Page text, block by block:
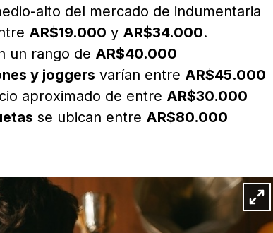
alto del mercado de indumentaria
AR$19.000 y AR$34.000.
un rango de AR$40.000
y joggers varían entre AR$45.000
aproximado de entre AR$30.000
se ubican entre AR$80.000